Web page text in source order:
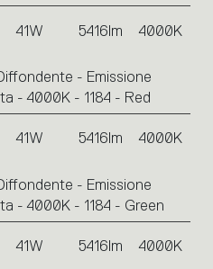
41W 5416lm 4000K
- Emissione
- 4000K - 1184 - Red
41W 5416lm 4000K
- Emissione
- 4000K - 1184 - Green
41W 5416lm 4000K